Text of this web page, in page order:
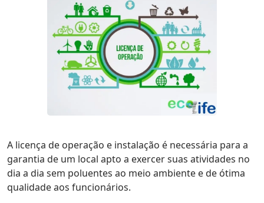
A licença de operação e instalação é necessária para a
garantia de um local apto a exercer suas atividades no
dia a dia sem poluentes ao meio ambiente e de ótima
qualidade aos funcionários.